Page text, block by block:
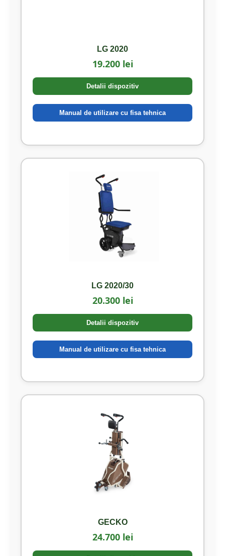
LG 2020
19.200 lei
Detalii dispozitiv
Manual de utilizare cu fisa tehnica
LG 2020/30
20.300 lei
Detalii dispozitiv
Manual de utilizare cu fisa tehnica
GECKO
24.700 lei